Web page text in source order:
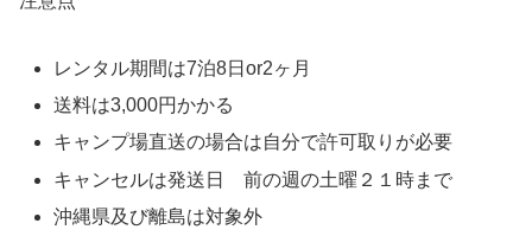
レンタル期間は7泊8日or2ヶ月
送料は3,000円かかる
キャンプ場直送の場合は自分で許可取りが必要
キャンセルは発送日 前の週の土曜２１時まで
沖縄県及び離島は対象外